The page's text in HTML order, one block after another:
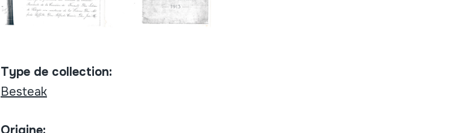
Type de collection:
Besteak